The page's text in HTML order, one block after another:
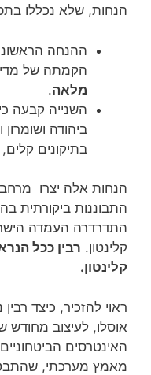
הנחות, שלא נכללו
ההנחה
הקמתה של
מלאה.
השנייה קבעה
ביהודה
בתיקונים
הנחות אלה יצרו
התבוננות ביקורתית
התדרדרה העמדה
קלינטון. רבין ככל
קלינטון.
ראוי להזכיר, כיצד
אוסלו, לעיצוב
האינטרסים
מאמץ מערכתי,